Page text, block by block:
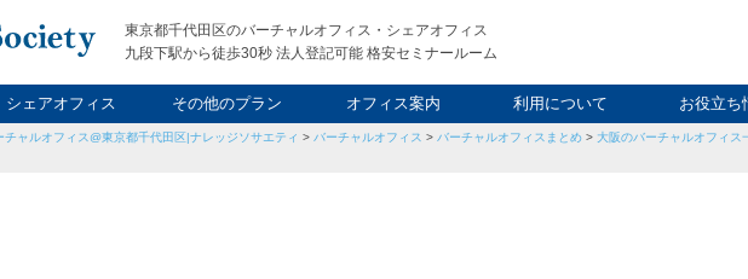
東京都千代田区のバーチャルオフィス・シェアオフィス
九段下駅から徒歩30秒 法人登記可能 格安セミナールーム
シェアオフィス その他のプラン
レンタルオフィス
ナイト&ウィークエンド
貸し会議室
オフィス案内 利用について
利用料金
申込について
FAQ
お役立ち
起業ノウ
社長ブ
スタッフ
チャルオフィス@東京都千代田区|ナレッジソサエティ > バーチャルオフィス > バーチャルオフィスまとめ > 大阪のバーチャルオフィス